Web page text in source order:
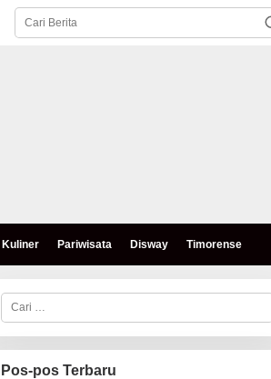
Kuliner Pariwisata Disway Timorense
C
r
i
u
nPos-pos Terbaru